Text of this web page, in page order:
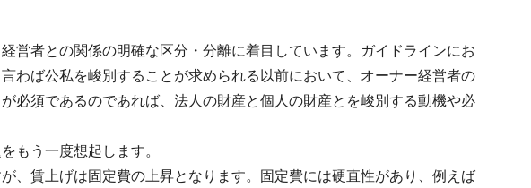
営者との関係の明確な区分・分離に着目しています。ガイドラインにお
わば公私を峻別することが求められる以前において、オーナー経営者の
必須であるのであれば、法人の財産と個人の財産とを峻別する動機や必
もう一度想起します。
、賃上げは固定費の上昇となります。固定費には硬直性があり、例えば